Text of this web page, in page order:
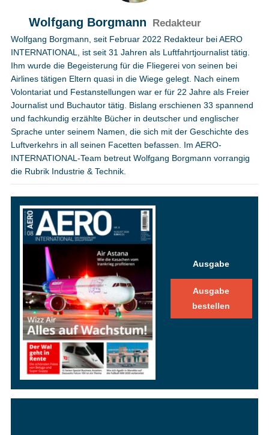
Wolfgang Borgmann Redakteur
Wolfgang Borgmann, seit Februar 2022 Redakteur bei AERO
INTERNATIONAL, ist seit 31 Jahren als Luftfahrtjournalist tätig.
Ihm wurde die Begeisterung für die Fliegerei von seinen bei
Airlines tätigen Eltern quasi in die Wiege gelegt. Nach einem
Volontariat und Festanstellungen war er für 22 Jahre als Freier
Journalist und Buchautor tätig. Bislang erschienen 33 spannend
und fachkundig erzählte Bücher in deutscher und englischer
Sprache unter seinem Namen, die sich mit der Geschichte des
Luftverkehrs in all seinen Facetten befassen. Im AERO-
INTERNATIONAL-Team betreut Wolfgang Borgmann vorrangig
die Rubrik Industrie & Technik.
Ausgabe
Ausgabe
bestellen